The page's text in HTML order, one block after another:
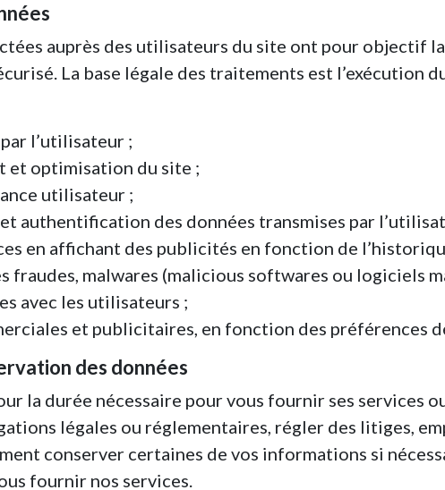
auprès des utilisateurs du site ont pour objectif
La base légale des traitements est
l’utilisateur ;
et optimisation du site ;
utilisateur ;
authentification des données transmises par
en affichant des publicités en fonction de
fraudes, malwares (malicious softwares ou logiciels
avec les utilisateurs ;
et publicitaires, en fonction des préférences
des données
la durée nécessaire pour vous fournir ses services
légales ou réglementaires, régler des litiges,
conserver certaines de vos informations si
fournir nos services.